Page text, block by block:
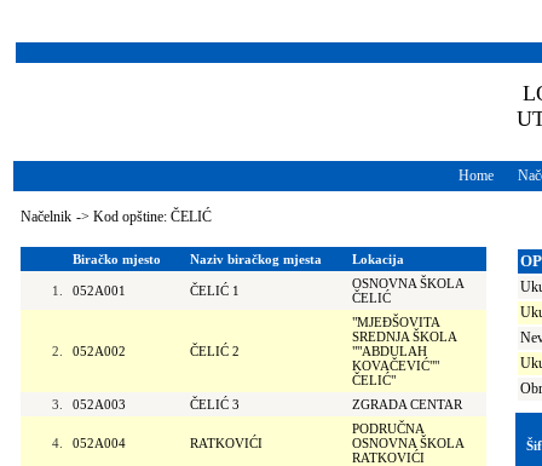
Home
Načelnik -> Kod opštine: ČELIĆ
Biračko mjesto Naziv biračkog mjesta Lokacija
1. 052A001 ČELIĆ 1
OSNOVNA ŠKOLA
ČELIĆ
2. 052A002 ČELIĆ 2
"MJEĐŠOVITA
SREDNJA ŠKOLA
""ABDULAH
KOVAČEVIĆ""
ČELIĆ"
3.
052A003 ČELIĆ 3 ZGRADA CENTAR
4. 052A004 RATKOVIĆI
PODRUČNA
OSNOVNA ŠKOLA
RATKOVIĆI